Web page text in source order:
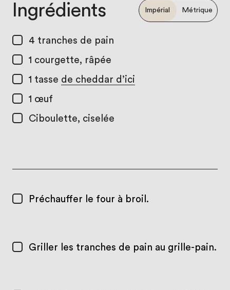
Ingrédients Impérial Métrique
4 tranches de pain
1 courgette, râpée
1 tasse de cheddar d’ici
1 œuf
Ciboulette, ciselée
Préchauffer le four à broil.
Griller les tranches de pain au grille-pain.